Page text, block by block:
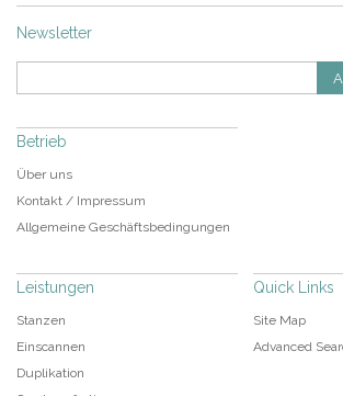
Newsletter
Betrieb
Über uns
Kontakt / Impressum
Allgemeine Geschäftsbedingungen
Leistungen
Stanzen
Einscannen
Duplikation
Quick Links
Site Map
Advanced